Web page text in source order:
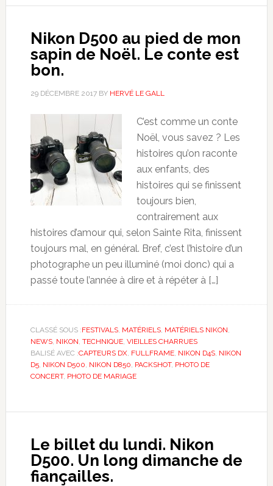
Nikon D500 au pied de mon
sapin de Noël. Le conte est
bon.
29 DÉCEMBRE 2017BY HERVÉ LE GALL
C’est comme un conte
Noël, vous savez ? Les
histoires qu’on raconte
aux enfants, des
histoires qui se finissent
toujours bien,
contrairement aux
histoires d’amour qui, selon Sainte Rita, finissent
toujours mal, en général. Bref, c’est l’histoire d’un
photographe un peu illuminé (moi donc) qui a
passé toute l’année à dire et à répéter à […]
CLASSÉ SOUS :FESTIVALS, MATÉRIELS, MATÉRIELS NIKON
NEWS, NIKON TECHNIQUE, VIEILLES CHARRUES
BALISÉ AVEC :CAPTEURS DX, FULLFRAME, NIKON D4S, NIKON
D5, NIKON D500 NIKON D850 PACKSHOT, PHOTO DE
CONCERT, PHOTO DE MARIAGE
Le billet du lundi. Nikon
D500. Un long dimanche de
fiançailles.